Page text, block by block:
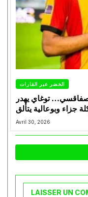
الخضر عبر القارات
توغاي يهدر
جزاء وبوعالية يتألق
Avril 30, 2026
LAISSER UN